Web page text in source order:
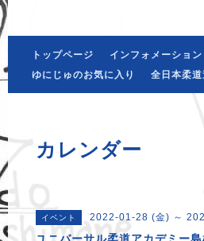
トップページ インフォメーション
ゆにじゅのお気に入り
全日本柔
カレンダー
イベント 2022-01-28 (金) ～